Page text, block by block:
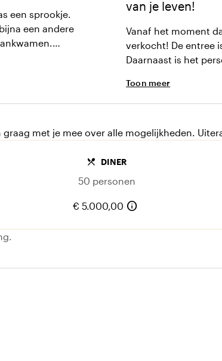
een sprookje.
een andere
het ook de
van je leven!
Vanaf het moment
verkocht! De entree
Daarnaast is het
is een prachtige
verblijft
Toon meer
met je mee over alle mogelijkheden.
local_dining DINER
50 personen
€ 5.000,00 info